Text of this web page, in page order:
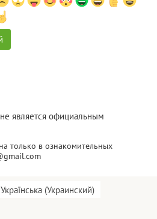
является официальным
только в ознакомительных
Українська (Украинский)